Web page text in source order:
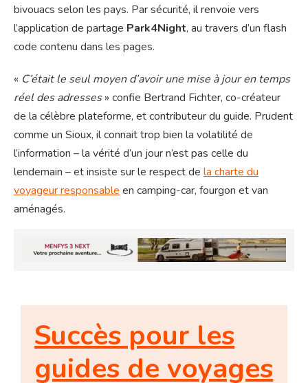
bivouacs selon les pays. Par sécurité, il renvoie vers
l’application de partage Park4Night, au travers d’un flash
code contenu dans les pages.
« C’était le seul moyen d’avoir une mise à jour en temps
réel des adresses» confie Bertrand Fichter, co-créateur
de la célèbre plateforme, et contributeur du guide. Prudent
comme un Sioux, il connait trop bien la volatilité de
l’information – la vérité d’un jour n’est pas celle du
lendemain – et insiste sur le respect de la charte du
voyageur responsableen camping-car, fourgon et van
aménagés.
Succès pour les
guides de voyages